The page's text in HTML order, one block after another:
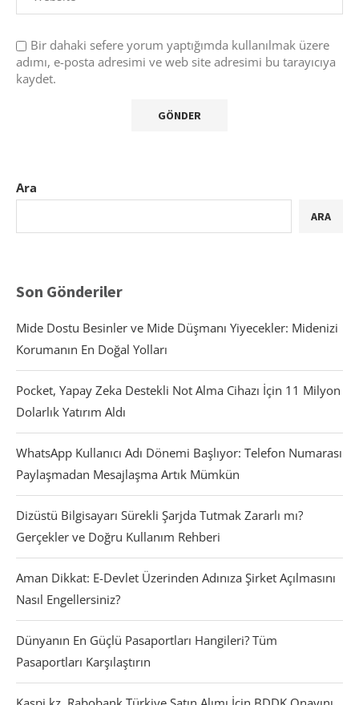
Bir dahaki sefere yorum yaptığımda kullanılmak üzere
adımı, e-posta adresimi ve web site adresimi bu tarayıcıya
kaydet.
Ara
ARA
Son Gönderiler
Mide Dostu Besinler ve Mide Düşmanı Yiyecekler: Midenizi
Korumanın En Doğal Yolları
Pocket, Yapay Zeka Destekli Not Alma Cihazı İçin 11 Milyon
Dolarlık Yatırım Aldı
WhatsApp Kullanıcı Adı Dönemi Başlıyor: Telefon Numarası
Paylaşmadan Mesajlaşma Artık Mümkün
Dizüstü Bilgisayarı Sürekli Şarjda Tutmak Zararlı mı?
Gerçekler ve Doğru Kullanım Rehberi
Aman Dikkat: E-Devlet Üzerinden Adınıza Şirket Açılmasını
Nasıl Engellersiniz?
Dünyanın En Güçlü Pasaportları Hangileri? Tüm
Pasaportları Karşılaştırın